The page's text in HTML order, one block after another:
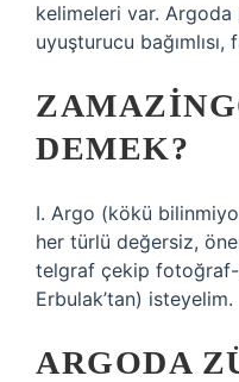
kelimeleri var.
uyuşturucu
DEMEK?
I. Argo (kökü
her türlü değersiz,
telgraf çekip fotoğraf-
Erbulak’tan) isteyelim.
ARGODA